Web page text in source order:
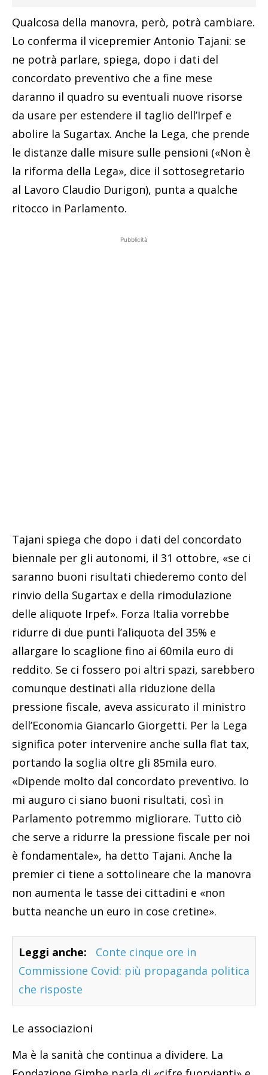
Qualcosa della manovra, però, potrà cambiare.
Lo conferma il vicepremier Antonio Tajani: se
ne potrà parlare, spiega, dopo i dati del
concordato preventivo che a fine mese
daranno il quadro su eventuali nuove risorse
da usare per estendere il taglio dell’Irpef e
abolire la Sugartax. Anche la Lega, che prende
le distanze dalle misure sulle pensioni («Non è
la riforma della Lega», dice il sottosegretario
al Lavoro Claudio Durigon), punta a qualche
ritocco in Parlamento.
Pubblicità
Tajani spiega che dopo i dati del concordato
biennale per gli autonomi, il 31 ottobre, «se ci
saranno buoni risultati chiederemo conto del
rinvio della Sugartax e della rimodulazione
delle aliquote Irpef». Forza Italia vorrebbe
ridurre di due punti l’aliquota del 35% e
allargare lo scaglione fino ai 60mila euro di
reddito. Se ci fossero poi altri spazi, sarebbero
comunque destinati alla riduzione della
pressione fiscale, aveva assicurato il ministro
dell’Economia Giancarlo Giorgetti. Per la Lega
significa poter intervenire anche sulla flat tax,
portando la soglia oltre gli 85mila euro.
«Dipende molto dal concordato preventivo. Io
mi auguro ci siano buoni risultati, così in
Parlamento potremmo migliorare. Tutto ciò
che serve a ridurre la pressione fiscale per noi
è fondamentale», ha detto Tajani. Anche la
premier ci tiene a sottolineare che la manovra
non aumenta le tasse dei cittadini e «non
butta neanche un euro in cose cretine».
Leggi anche:
Conte cinque ore in
Commissione Covid: più propaganda politica
che risposte
Le associazioni
Ma è la sanità che continua a dividere. La